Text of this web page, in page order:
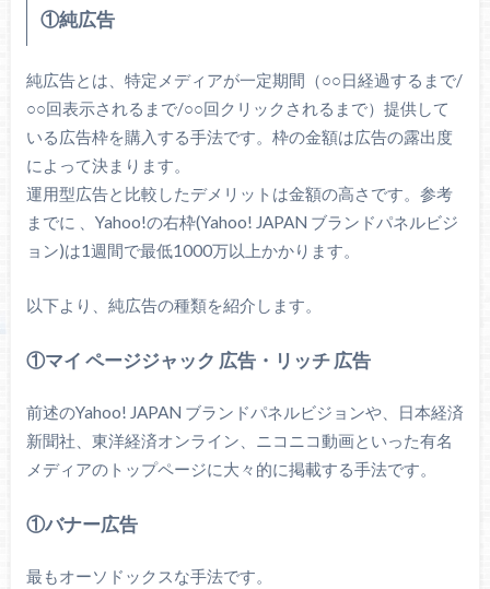
①純広告
純広告とは、特定メディアが一定期間（○○日経過するまで/
○○回表示されるまで/○○回クリックされるまで）提供して
いる広告枠を購入する手法です。枠の金額は広告の露出度
によって決まります。
運用型広告と比較したデメリットは金額の高さです。参考
までに 、Yahoo!の右枠(Yahoo! JAPAN ブランドパネルビジ
ョン)は1週間で最低1000万以上かかります。
以下より、純広告の種類を紹介します。
①マイ ページジャック 広告・リッチ 広告
前述のYahoo! JAPAN ブランドパネルビジョンや、日本経済
新聞社、東洋経済オンライン、ニコニコ動画といった有名
メディアのトップページに大々的に掲載する手法です。
①バナー広告
最もオーソドックスな手法です。